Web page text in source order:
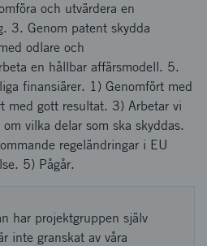
och utvärdera en
3. Genom patent skydda
odlare och
en hållbar affärsmodell. 5.
finansiärer. 1) Genomfört med
med gott resultat. 3) Arbetar vi
vilka delar som ska skyddas.
regeländringar i EU
5) Pågår.
har projektgruppen själv
inte granskat av våra